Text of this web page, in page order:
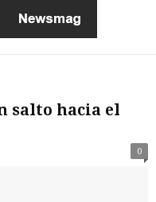
salto hacia el
0